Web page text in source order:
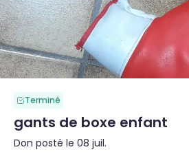
Terminé
gants de boxe enfant
Don posté le 08 juil.